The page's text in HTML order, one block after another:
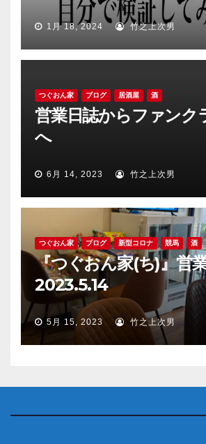
1月 18, 2024 竹之上次男
つぐおん家 ブログ 居酒屋 酒
営業日誌からファンク
へ
6月 14, 2023 竹之上次男
つぐおん家 ブログ 新型コロナ 競馬 酒
『つぐおん家(ち)』営
2023.5.14
5月 15, 2023 竹之上次男